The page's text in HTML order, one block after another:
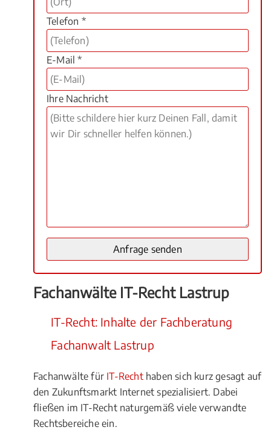
Telefon *
E-Mail *
Ihre Nachricht
Fachanwälte IT-Recht Lastrup
IT-Recht: Inhalte der Fachberatung
Fachanwalt Lastrup
Fachanwälte für IT-Rechthaben sich kurz gesagt auf
den Zukunftsmarkt Internet spezialisiert. Dabei
fließen im IT-Recht naturgemäß viele verwandte
Rechtsbereiche ein.